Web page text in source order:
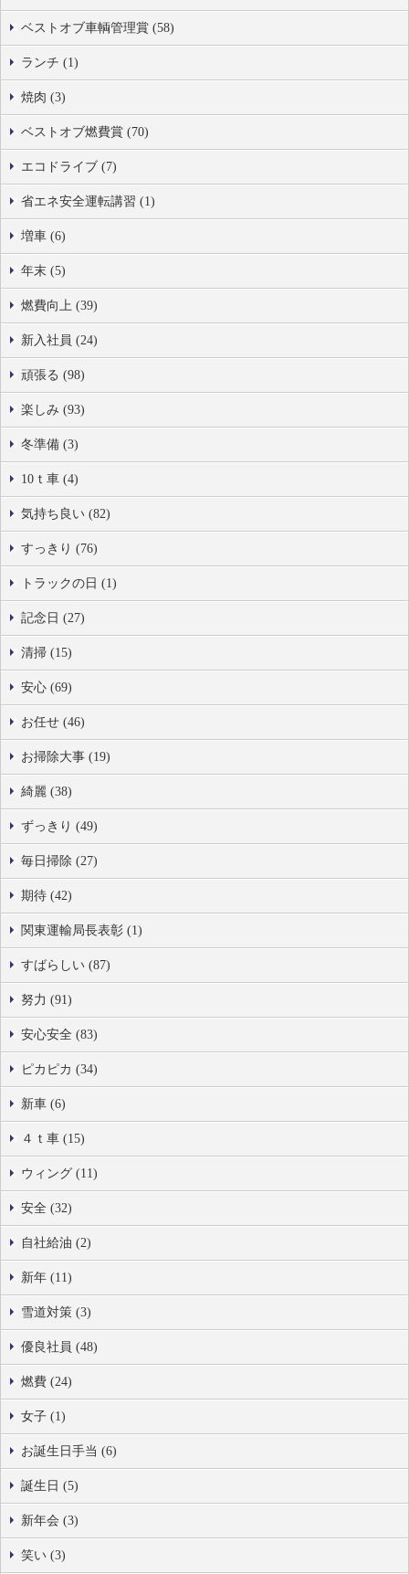
ベストオブ車輌管理賞 (58)
ランチ (1)
焼肉 (3)
ベストオブ燃費賞 (70)
エコドライブ (7)
省エネ安全運転講習 (1)
増車 (6)
年末 (5)
燃費向上 (39)
新入社員 (24)
頑張る (98)
楽しみ (93)
冬準備 (3)
10ｔ車 (4)
気持ち良い (82)
すっきり (76)
トラックの日 (1)
記念日 (27)
清掃 (15)
安心 (69)
お任せ (46)
お掃除大事 (19)
綺麗 (38)
ずっきり (49)
毎日掃除 (27)
期待 (42)
関東運輸局長表彰 (1)
すばらしい (87)
努力 (91)
安心安全 (83)
ピカピカ (34)
新車 (6)
４ｔ車 (15)
ウィング (11)
安全 (32)
自社給油 (2)
新年 (11)
雪道対策 (3)
優良社員 (48)
燃費 (24)
女子 (1)
お誕生日手当 (6)
誕生日 (5)
新年会 (3)
笑い (3)